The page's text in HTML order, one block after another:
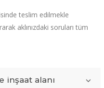
teslim edilmekle
aklınızdaki soruları tüm
inşaat alanı